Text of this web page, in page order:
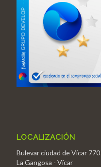
LOCALIZACIÓN
Bulevar ciudad de Vícar 770
La Gangosa - Vícar